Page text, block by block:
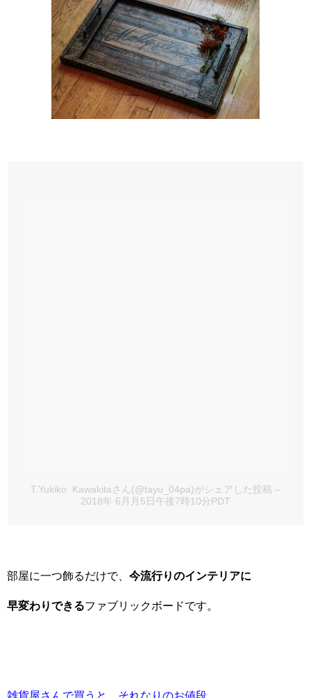
T.Yukiko Kawakitaさん(@tayu_04pa)がシェアした投稿 –
2018年 6月月5日午後7時10分PDT
部屋に一つ飾るだけで、 今流行りのインテリアに
早変わりできるファブリックボードです。